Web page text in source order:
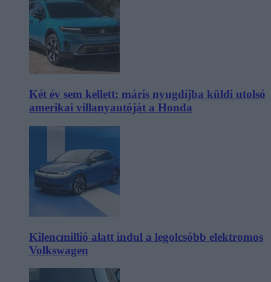
Két év sem kellett: máris nyugdíjba küldi utolsó
amerikai villanyautóját a Honda
Kilencmillió alatt indul a legolcsóbb elektromos
Volkswagen